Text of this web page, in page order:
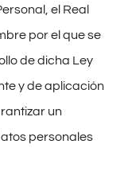
el Real
por el que se
de dicha Ley
y de aplicación
un
personales